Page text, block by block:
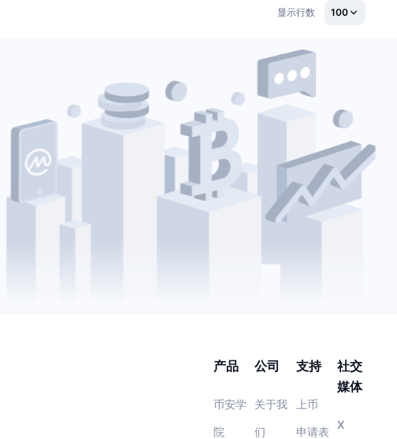
显示行数 100
产品
币安学
院
公司
关于我
们
支持
上币
申请表
社交
媒体
X